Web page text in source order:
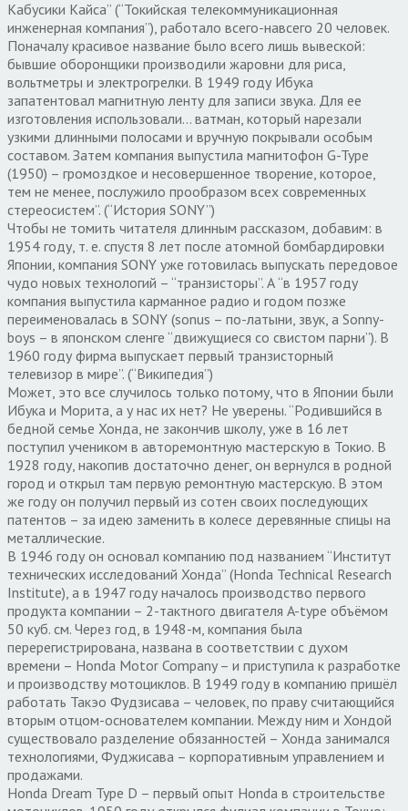
Кабусики Кайса” (“Токийская телекоммуникационная
инженерная компания”), работало всего-навсего 20 человек.
Поначалу красивое название было всего лишь вывеской:
бывшие оборонщики производили жаровни для риса,
вольтметры и электрогрелки. В 1949 году Ибука
запатентовал магнитную ленту для записи звука. Для ее
изготовления использовали… ватман, который нарезали
узкими длинными полосами и вручную покрывали особым
составом. Затем компания выпустила магнитофон G-Type
(1950) – громоздкое и несовершенное творение, которое,
тем не менее, послужило прообразом всех современных
стереосистем”. (“История SONY”)
Чтобы не томить читателя длинным рассказом, добавим: в
1954 году, т. е. спустя 8 лет после атомной бомбардировки
Японии, компания SONY уже готовилась выпускать передовое
чудо новых технологий – “транзисторы”. А “в 1957 году
компания выпустила карманное радио и годом позже
переименовалась в SONY (sonus – по-латыни, звук, а Sonny-
boys – в японском сленге “движущиеся со свистом парни”). В
1960 году фирма выпускает первый транзисторный
телевизор в мире”. (“Википедия”)
Может, это все случилось только потому, что в Японии были
Ибука и Морита, а у нас их нет? Не уверены. “Родившийся в
бедной семье Хонда, не закончив школу, уже в 16 лет
поступил учеником в авторемонтную мастерскую в Токио. В
1928 году, накопив достаточно денег, он вернулся в родной
город и открыл там первую ремонтную мастерскую. В этом
же году он получил первый из сотен своих последующих
патентов – за идею заменить в колесе деревянные спицы на
металлические.
В 1946 году он основал компанию под названием “Институт
технических исследований Хонда” (Honda Technical Research
Institute), а в 1947 году началось производство первого
продукта компании – 2-тактного двигателя A-type объёмом
50 куб. см. Через год, в 1948-м, компания была
перерегистрирована, названа в соответствии с духом
времени – Honda Motor Company – и приступила к разработке
и производству мотоциклов. В 1949 году в компанию пришёл
работать Такэо Фудзисава – человек, по праву считающийся
вторым отцом-основателем компании. Между ним и Хондой
существовало разделение обязанностей – Хонда занимался
технологиями, Фуджисава – корпоративным управлением и
продажами.
Honda Dream Type D – первый опыт Honda в строительстве